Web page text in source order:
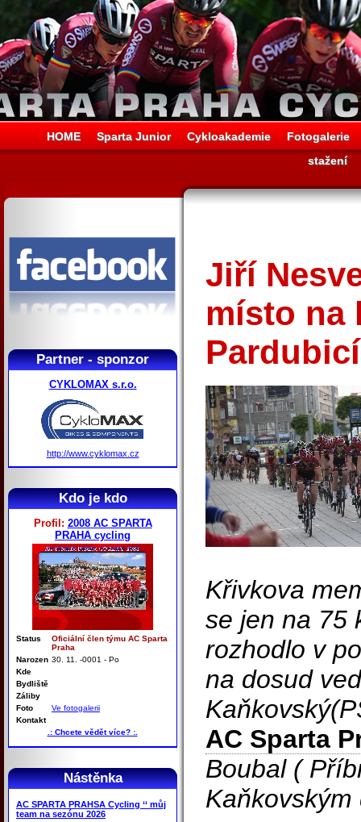
HOME Sparta Junior Cykloakademie
Fotogalerie
stažení
Partner - sponzor
CYKLOMAX s.r.o.
http://www.cyklomax.cz
Kdo je kdo
Profil: 2008 AC SPARTA
PRAHA cycling
Status
Oficiální člen týmu AC Sparta
Praha
Narozen 30. 11. -0001 - Po
Kde
Bydliště
Záliby
Foto
Ve fotogalerii
Kontakt
.: Chcete vědět více? :.
Nástěnka
AC SPARTA PRAHSA Cycling ‘‘ můj
team na sezónu 2026
Jiří
místo na
Křivkova
se jen na 75
rozhodlo v
na dosud
AC Sparta
Boubal (